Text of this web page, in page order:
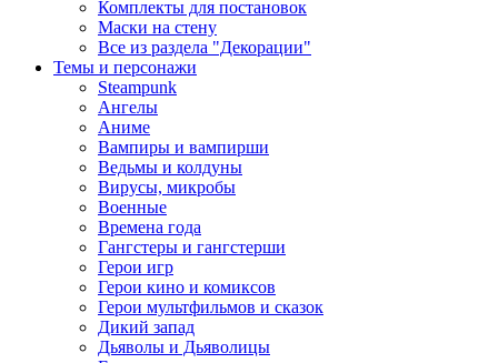
Комплекты для постановок
Маски на стену
Все из раздела "Декорации"
Темы и персонажи
Steampunk
Ангелы
Аниме
Вампиры и вампирши
Ведьмы и колдуны
Вирусы, микробы
Военные
Времена года
Гангстеры и гангстерши
Герои игр
Герои кино и комиксов
Герои мультфильмов и сказок
Дикий запад
Дьяволы и Дьяволицы